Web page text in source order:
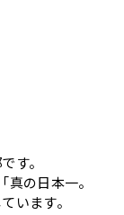
す。
の日本一。
います。